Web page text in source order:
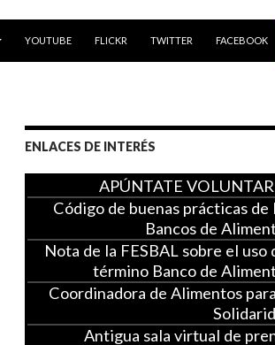
YOUTUBE FLICKR TWITTER FACEBOOK
ENLACES DE INTERÉS
APÚNTATE
Código de buenas prácticas de
Bancos de
Nota de la FESBAL sobre el uso
término Banco de
Coordinadora de Alimentos
Antigua sala virtual de